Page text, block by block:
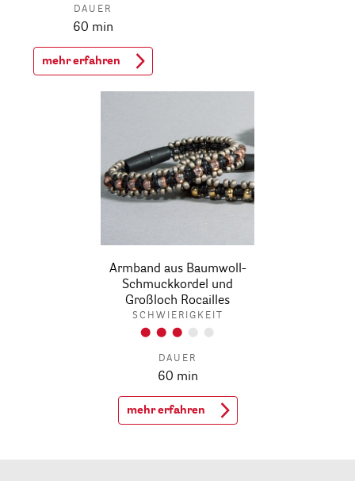
DAUER
60 min
mehr erfahren
Armband aus Baumwoll-
Schmuckkordel und
Großloch Rocailles
SCHWIERIGKEIT
DAUER
60 min
mehr erfahren